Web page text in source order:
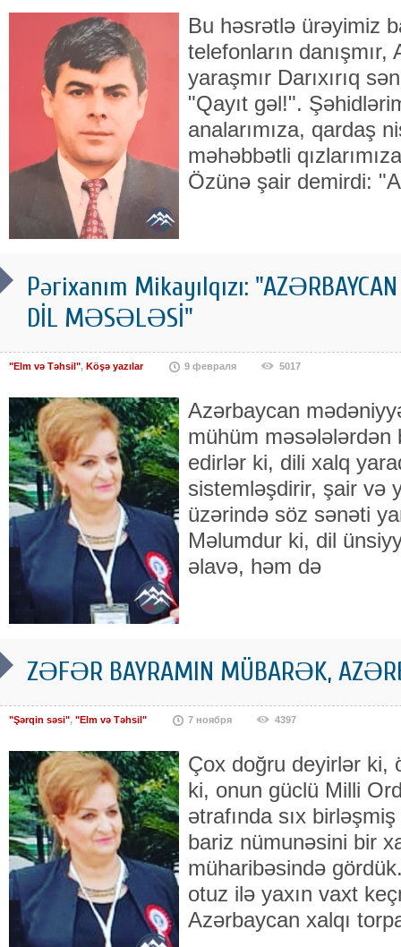
Bu həsrətlə ürəyimiz
telefonların
yaraşmır Darıxırıq
"Qayıt gəl!".
analarımıza, qardaş
məhəbbətli
Özünə şair demirdi:
Pərixanım Mikayılqızı:
DİL MƏSƏLƏSİ"
"Elm və Təhsil", Köşə yazılar 9 февраля 5017
Azərbaycan
mühüm məsələlərdən
edirlər ki, dili xalq
sistemləşdirir, şair və
üzərində söz sənəti
Məlumdur ki, dil
əlavə, həm də
ZƏFƏR BAYRAMIN MÜBARƏK,
"Şərqin səsi", "Elm və Təhsil" 7 ноября 4397
Çox doğru deyirlər ki,
ki, onun güclü Milli
ətrafında sıx
bariz nümunəsini bir
müharibəsində
otuz ilə yaxın vaxt
Azərbaycan xalqı